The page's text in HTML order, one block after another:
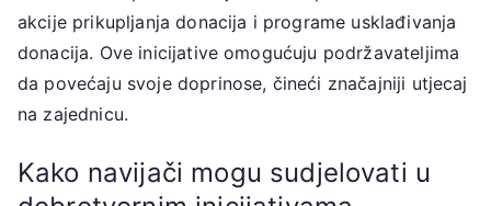
akcije prikupljanja donacija i programe usklađivanja
donacija. Ove inicijative omogućuju podržavateljima
da povećaju svoje doprinose, čineći značajniji utjecaj
na zajednicu.
Kako navijači mogu sudjelovati u